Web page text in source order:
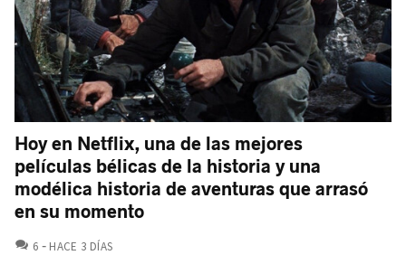
Hoy en Netflix, una de las mejores
películas bélicas de la historia y una
modélica historia de aventuras que arrasó
en su momento
6 COMENTARIOS
HACE 3 DÍAS